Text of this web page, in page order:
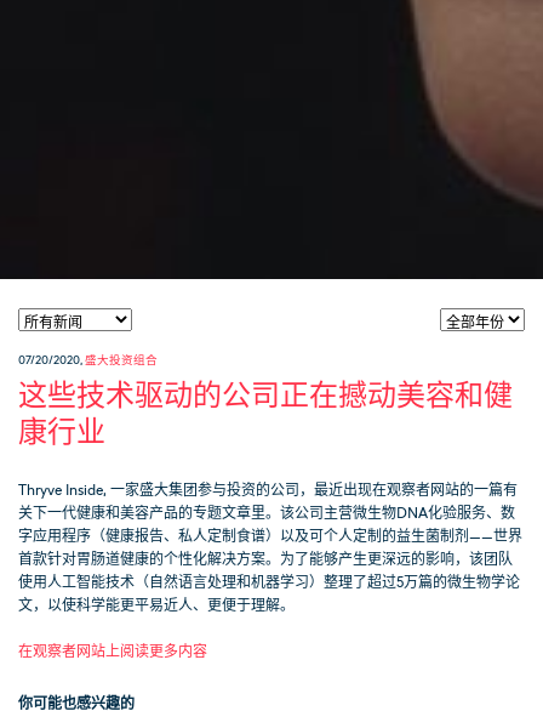
07/20/2020,盛大投资组合
这些技术驱动的公司正在撼动美容和健
康行业
Thryve Inside, 一家盛大集团参与投资的公司，最近出现在观察者网站的一篇有
关下一代健康和美容产品的专题文章里。该公司主营微生物DNA化验服务、数
字应用程序（健康报告、私人定制食谱）以及可个人定制的益生菌制剂——世界
首款针对胃肠道健康的个性化解决方案。为了能够产生更深远的影响，该团队
使用人工智能技术（自然语言处理和机器学习）整理了超过5万篇的微生物学论
文，以使科学能更平易近人、更便于理解。
在观察者网站上阅读更多内容
你可能也感兴趣的